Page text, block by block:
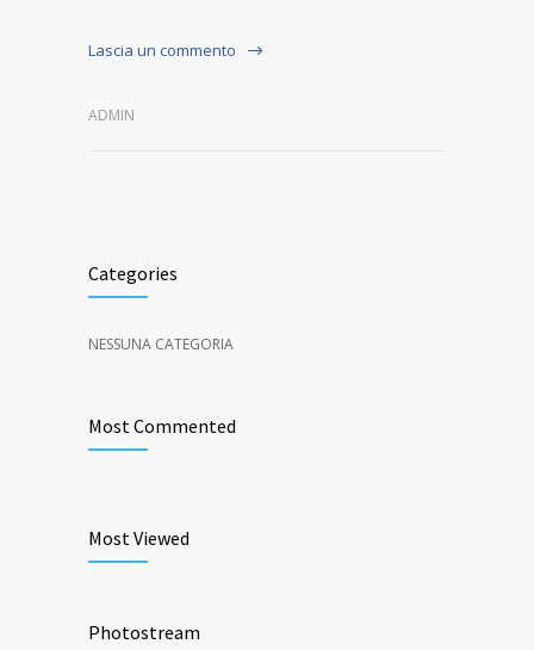
Lascia un commento
ADMIN
Categories
NESSUNA CATEGORIA
Most Commented
Most Viewed
Photostream